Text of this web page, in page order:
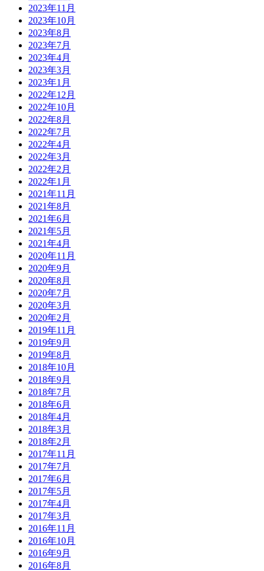
2023年11月
2023年10月
2023年8月
2023年7月
2023年4月
2023年3月
2023年1月
2022年12月
2022年10月
2022年8月
2022年7月
2022年4月
2022年3月
2022年2月
2022年1月
2021年11月
2021年8月
2021年6月
2021年5月
2021年4月
2020年11月
2020年9月
2020年8月
2020年7月
2020年3月
2020年2月
2019年11月
2019年9月
2019年8月
2018年10月
2018年9月
2018年7月
2018年6月
2018年4月
2018年3月
2018年2月
2017年11月
2017年7月
2017年6月
2017年5月
2017年4月
2017年3月
2016年11月
2016年10月
2016年9月
2016年8月